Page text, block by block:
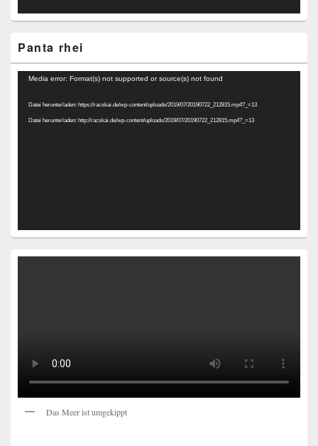
Panta rhei
Video-
Media error: Format(s) not supported or source(s) not found
Datei herunterladen: https://racskai.de/wp-content/uploads/2019/07/20190722_212815.mp4?_=13
Datei herunterladen: http://racskai.de/wp-content/uploads/2019/07/20190722_212815.mp4?_=13
Das Meer ist umgekippt